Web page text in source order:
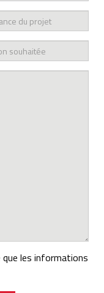
les informations